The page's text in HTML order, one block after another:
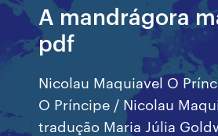
A mandrágora
pdf
Nicolau Maquiavel O
O Príncipe / Nicolau
tradução Maria Júlia